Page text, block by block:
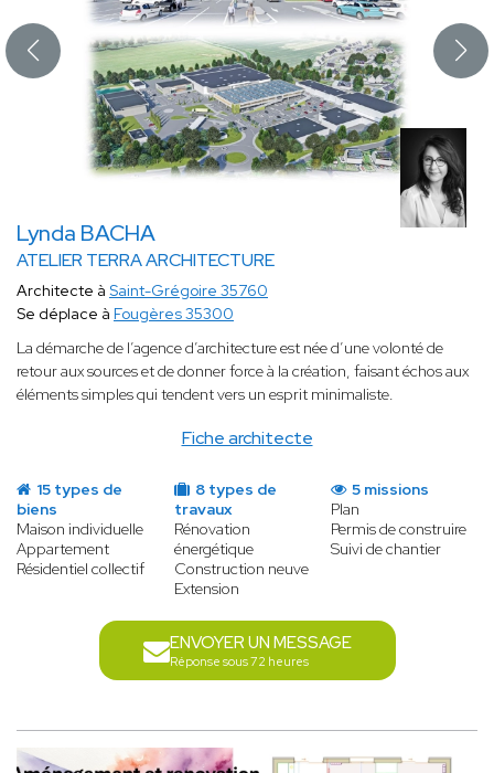
Lynda BACHA
ATELIER TERRA ARCHITECTURE
Fiche architecte
Architecte à Saint-Grégoire 35760
Se déplace à Fougères 35300
La démarche de l’agence d’architecture est née d’une volonté de
retour aux sources et de donner force à la création, faisant échos aux
éléments simples qui tendent vers un esprit minimaliste.
15 types de
biens
Maison individuelle
Appartement
Résidentiel collectif
8 types de
travaux
Rénovation
énergétique
Construction neuve
Extension
5 missions
Plan
Permis de construire
Suivi de chantier
ENVOYER UN MESSAGE
Réponse sous 72 heures